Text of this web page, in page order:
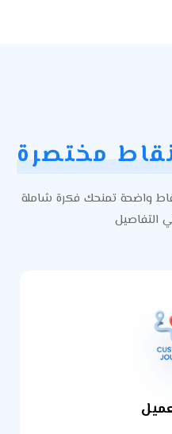
مختصرة
واضحة تمنحك فكرة شاملة
التفاصيل